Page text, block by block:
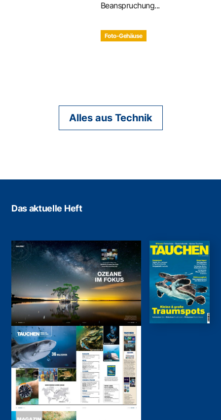
Beanspruchung...
Foto-Gehäuse
Alles aus Technik
Das aktuelle Heft